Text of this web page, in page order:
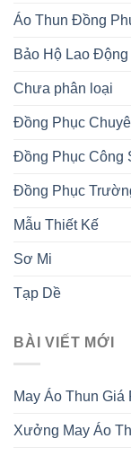
Áo Thun Đồng
Bảo Hộ Lao Động
Chưa phân loại
Đồng Phục
Đồng Phục Công
Đồng Phục
Mẫu Thiết Kế
Sơ Mi
Tạp Dề
BÀI VIẾT MỚI
May Áo Thun
Xưởng May Áo